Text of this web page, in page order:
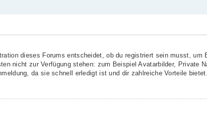
dieses Forums entscheidet, ob du registriert sein musst,
nicht zur Verfügung stehen: zum Beispiel Avatarbilder, Private
da sie schnell erledigt ist und dir zahlreiche Vorteile bietet.